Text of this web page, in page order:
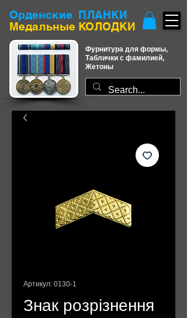
Орденские ПЛАНКИ
​Медальные КОЛОДКИ
Фурнитура для формы,
Таблички с фамилией,
Жетоны
Артикул: 0130-1
Знак розрізнення